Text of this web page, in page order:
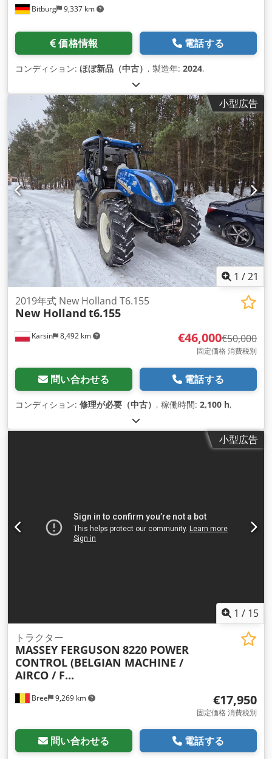
Bitburg 9,337 km
価格情報 電話する
コンディション: ほぼ新品（中古） , 製造年: 2024,
小型広告
1 /21
Karsin 8,492 km
2019年式 New Holland T6.155
New Holland t6.155
€46,000€50,000
固定価格 消費税別
問い合わせる 電話する
コンディション: 修理が必要（中古） , 稼働時間: 2,100 h,
小型広告
1 / 15
Bree 9,269 km
トラクター
MASSEY FERGUSON 8220 POWER
CONTROL (BELGIAN MACHINE /
AIRCO / F...
€17,950
固定価格 消費税別
問い合わせる 電話する